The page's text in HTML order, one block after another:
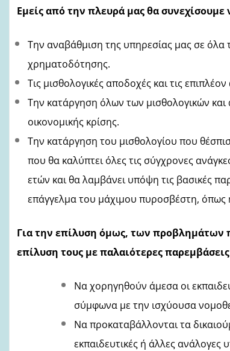
Εμείς από την πλευρά μας θα
Την αναβάθμιση της υπηρεσίας μας σε όλα
χρηματοδότησης.
Τις μισθολογικές αποδοχές και τις
Την κατάργηση όλων των μισθολογικών
οικονομικής κρίσης.
Την κατάργηση του μισθολογίου που
που θα καλύπτει όλες τις σύγχρονες
ετών και θα λαμβάνει υπόψη τις βασικές
επάγγελμα του μάχιμου πυροσβέστη, όπως
Για την επίλυση όμως, των προβλημάτων
επίλυση τους με παλαιότερες
Να χορηγηθούν άμεσα οι
σύμφωνα με την ισχύουσα
Να προκαταβάλλονται τα
εκπαιδευτικές ή άλλες ανάλογες